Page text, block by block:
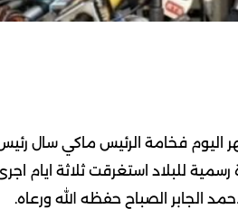
ظهر اليوم فخامة الرئيس ماكي سال
رسمية للبلاد استغرقت ثلاثة
الجابر الصباح حفظه الله ورعاه.